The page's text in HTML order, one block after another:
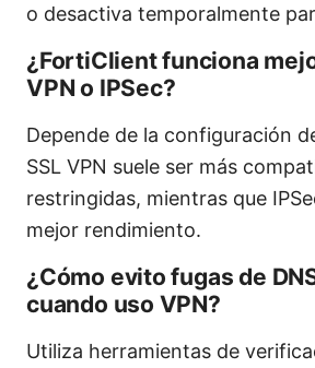
o desactiva temporalmente
¿FortiClient funciona
VPN o IPSec?
Depende de la configuración
SSL VPN suele ser más
restringidas, mientras que
mejor rendimiento.
¿Cómo evito fugas de
cuando uso VPN?
Utiliza herramientas de